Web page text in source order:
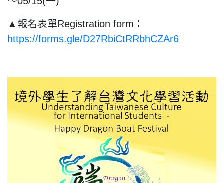
▲ 報名表單Registration form：
https://forms.gle/D27RbiCtRRbhCZAr6